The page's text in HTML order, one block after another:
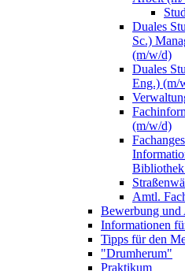
Duales
Sc.)
(m/w/d)
Duales
Eng.) (m/
(m/w/d)
Amtl.
Bewerbung und
Informationen
Tipps für den
"Drumherum"
Praktikum